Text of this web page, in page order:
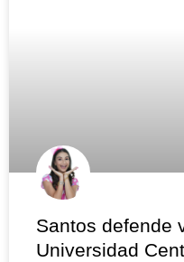
Santos defende
Universidad